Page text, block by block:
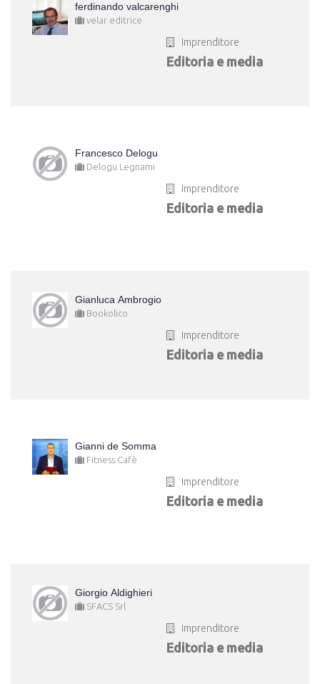
ferdinando valcarenghi
velar editrice
Imprenditore
Editoria e media
Francesco Delogu
Delogu Legnami
Imprenditore
Editoria e media
Gianluca Ambrogio
Bookolico
Imprenditore
Editoria e media
Gianni de Somma
Fitness Cafè
Imprenditore
Editoria e media
Giorgio Aldighieri
SFACS Srl
Imprenditore
Editoria e media